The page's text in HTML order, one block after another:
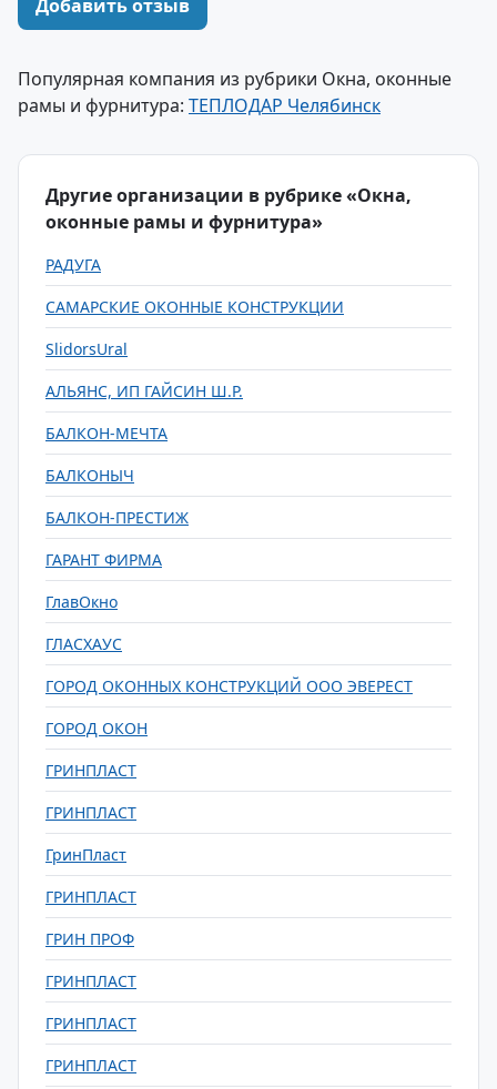
Добавить отзыв
Популярная компания из рубрики Окна, оконные
рамы и фурнитура: ТЕПЛОДАР Челябинск
Другие организации в рубрике «Окна,
оконные рамы и фурнитура»
РАДУГА
САМАРСКИЕ ОКОННЫЕ КОНСТРУКЦИИ
SlidorsUral
АЛЬЯНС, ИП ГАЙСИН Ш.Р.
БАЛКОН-МЕЧТА
БАЛКОНЫЧ
БАЛКОН-ПРЕСТИЖ
ГАРАНТ ФИРМА
ГлавОкно
ГЛАСХАУС
ГОРОД ОКОННЫХ КОНСТРУКЦИЙ ООО ЭВЕРЕСТ
ГОРОД ОКОН
ГРИНПЛАСТ
ГРИНПЛАСТ
ГринПласт
ГРИНПЛАСТ
ГРИН ПРОФ
ГРИНПЛАСТ
ГРИНПЛАСТ
ГРИНПЛАСТ